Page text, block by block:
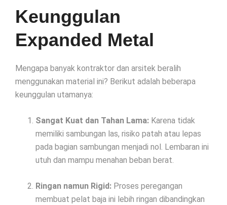
Keunggulan
Expanded Metal
Mengapa banyak kontraktor dan arsitek beralih
menggunakan material ini? Berikut adalah beberapa
keunggulan utamanya:
Sangat Kuat dan Tahan Lama: Karena tidak
memiliki sambungan las, risiko patah atau lepas
pada bagian sambungan menjadi nol. Lembaran ini
utuh dan mampu menahan beban berat.
Ringan namun Rigid: Proses peregangan
membuat pelat baja ini lebih ringan dibandingkan